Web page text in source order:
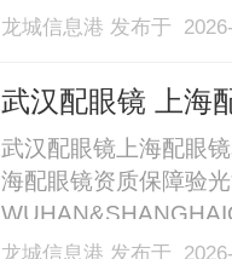
项目参考与产品检索
机标杆机型，适配绝
龙城信息港 发布于
武汉配眼镜 上海
武汉配眼镜上海配眼
海配眼镜资质保障验
业验光配镜的写字楼
龙城信息港 发布于